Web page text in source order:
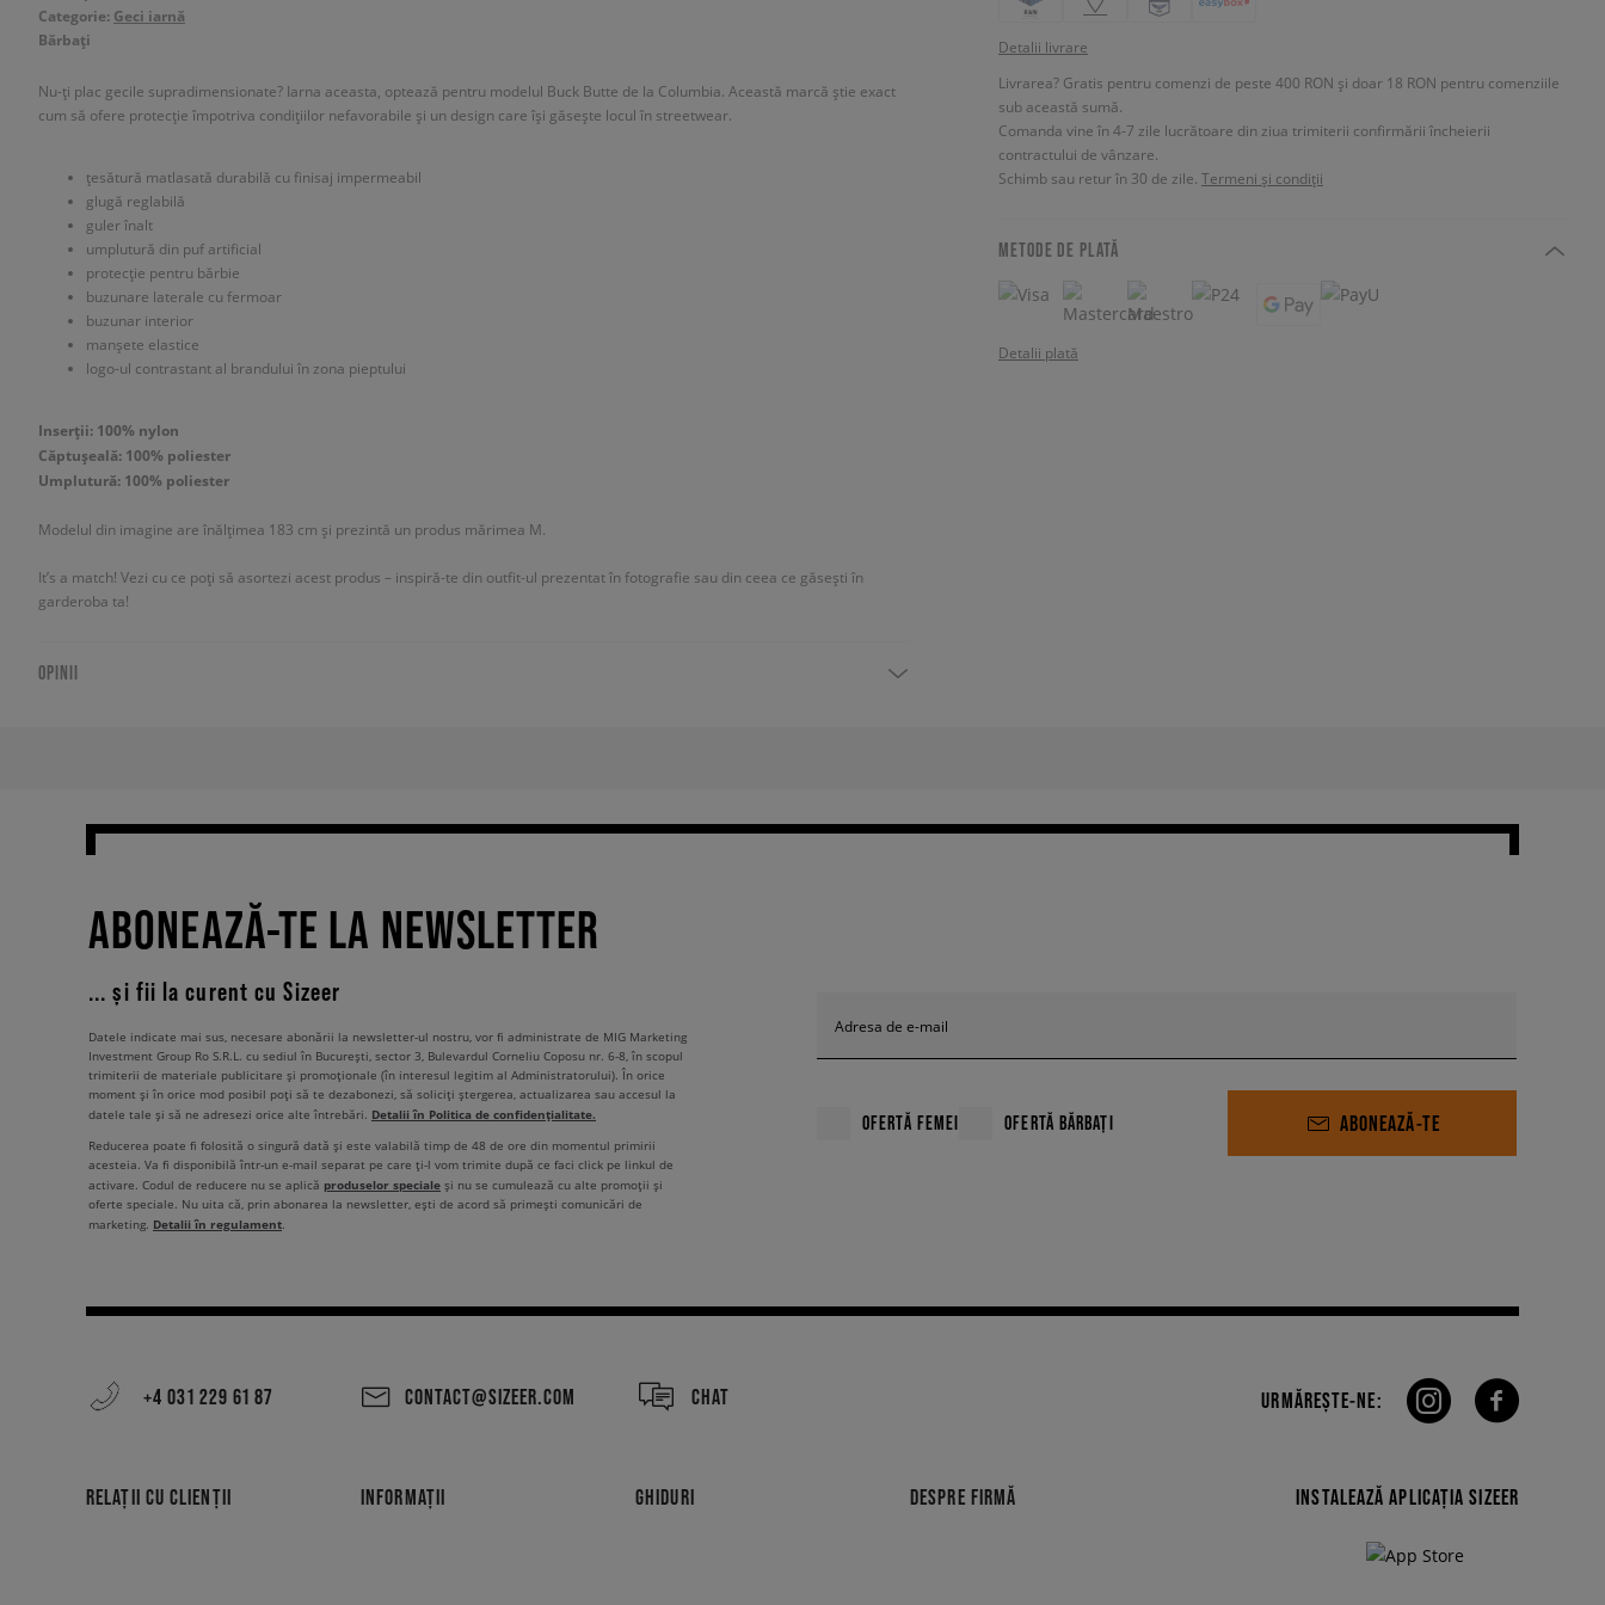
Categorie: Geci iarnă
Bărbați
Nu-ți plac gecile supradimensionate? Iarna aceasta, optează pentru modelul Buck Butte de la Columbia. Această marcă știe exact
cum să ofere protecție împotriva condițiilor nefavorabile și un design care își găsește locul în streetwear.
țesătură matlasată durabilă cu finisaj impermeabil
glugă reglabilă
guler înalt
umplutură din puf artificial
protecție pentru bărbie
buzunare laterale cu fermoar
buzunar interior
manșete elastice
logo-ul contrastant al brandului în zona pieptului
Inserții: 100% nylon
Căptușeală: 100% poliester
Umplutură: 100% poliester
Modelul din imagine are înălțimea 183 cm și prezintă un produs mărimea M.
It’s a match! Vezi cu ce poți să asortezi acest produs – inspiră-te din outfit-ul prezentat în fotografie sau din ceea ce găsești în
garderoba ta!
OPINII
Detalii livrare
Livrarea? Gratis pentru comenzi de peste 400 RON și doar 18 RON pentru comenziile
sub această sumă.
Comanda vine în 4-7 zile lucrătoare din ziua trimiterii confirmării încheierii
contractului de vânzare.
Schimb sau retur în 30 de zile. Termeni și condiții
METODE DE PLATĂ
Detalii plată
ABONEAZĂ-TE LA NEWSLETTER
... și fii la curent cu Sizeer
Adresa de e-mail
OFERTĂ FEMEI OFERTĂ BĂRBAȚI ABONEAZĂ-TE
Datele indicate mai sus, necesare abonării la newsletter-ul nostru, vor fi administrate de MIG Marketing
Investment Group Ro S.R.L. cu sediul în București, sector 3, Bulevardul Corneliu Coposu nr. 6-8, în scopul
trimiterii de materiale publicitare și promoționale (în interesul legitim al Administratorului). În orice
moment și în orice mod posibil poți să te dezabonezi, să soliciți ștergerea, actualizarea sau accesul la
datele tale și să ne adresezi orice alte întrebări. Detalii în Politica de confidențialitate.
Reducerea poate fi folosită o singură dată și este valabilă timp de 48 de ore din momentul primirii
acesteia. Va fi disponibilă într-un e-mail separat pe care ți-l vom trimite după ce faci click pe linkul de
activare. Codul de reducere nu se aplică produselor speciale și nu se cumulează cu alte promoții și
oferte speciale. Nu uita că, prin abonarea la newsletter, ești de acord să primești comunicări de
marketing. Detalii în regulament.
+4 031 229 61 87 CONTACT@SIZEER.COM CHAT
RELAȚII CU CLIENȚII INFORMAȚII GHIDURI DESPRE FIRMĂ
URMĂREȘTE-NE:
INSTALEAZĂ APLICAȚIA SIZEER